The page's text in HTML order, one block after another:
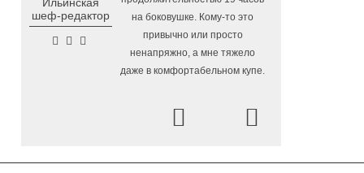
Госдуму
Новый офис МФЦ
открылся в заречной части Вологды
В Вологде завершены
«есенинской» душой
шеф-редактор
на боковушке. Кому-то это
привычно или просто
ненапряжно, а мне тяжело
даже в комфортабельном купе.